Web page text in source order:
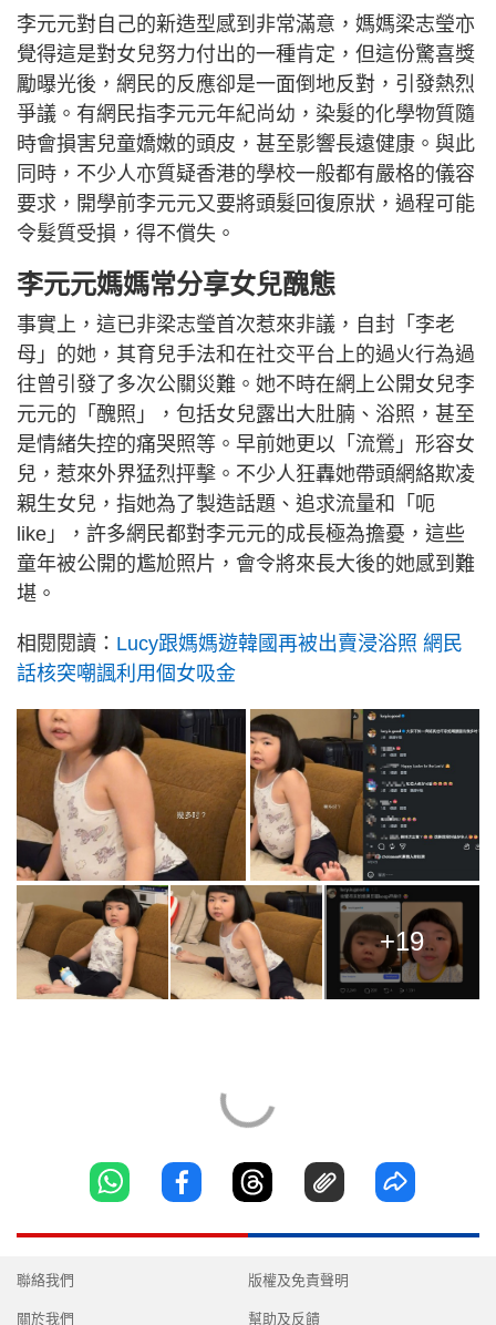
李元元對自己的新造型感到非常滿意，媽媽梁志瑩亦
覺得這是對女兒努力付出的一種肯定，但這份驚喜獎
勵曝光後，網民的反應卻是一面倒地反對，引發熱烈
爭議。有網民指李元元年紀尚幼，染髮的化學物質隨
時會損害兒童嬌嫩的頭皮，甚至影響長遠健康。與此
同時，不少人亦質疑香港的學校一般都有嚴格的儀容
要求，開學前李元元又要將頭髮回復原狀，過程可能
令髮質受損，得不償失。
李元元媽媽常分享女兒醜態
事實上，這已非梁志瑩首次惹來非議，自封「李老
母」的她，其育兒手法和在社交平台上的過火行為過
往曾引發了多次公關災難。她不時在網上公開女兒李
元元的「醜照」，包括女兒露出大肚腩、浴照，甚至
是情緒失控的痛哭照等。早前她更以「流鶯」形容女
兒，惹來外界猛烈抨擊。不少人狂轟她帶頭網絡欺凌
親生女兒，指她為了製造話題、追求流量和「呃
like」，許多網民都對李元元的成長極為擔憂，這些
童年被公開的尷尬照片，會令將來長大後的她感到難
堪。
相閱閱讀： Lucy跟媽媽遊韓國再被出賣浸浴照 網民
話核突嘲諷利用個女吸金
+19
聯絡我們
關於我們
版權及免責聲明
幫助及反饋